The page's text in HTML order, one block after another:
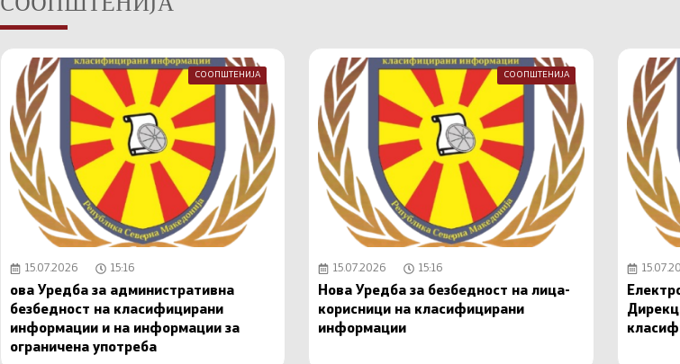
СООПШТЕНИЈА
СООПШТЕНИЈА
15.07.2026 15:16
ова Уредба за административна
безбедност на класифицирани
информации и на информации за
ограничена употреба
СООПШТЕНИЈА
15.07.2026 15:16
Нова Уредба за безбедност на лица-
корисници на класифицирани
информации